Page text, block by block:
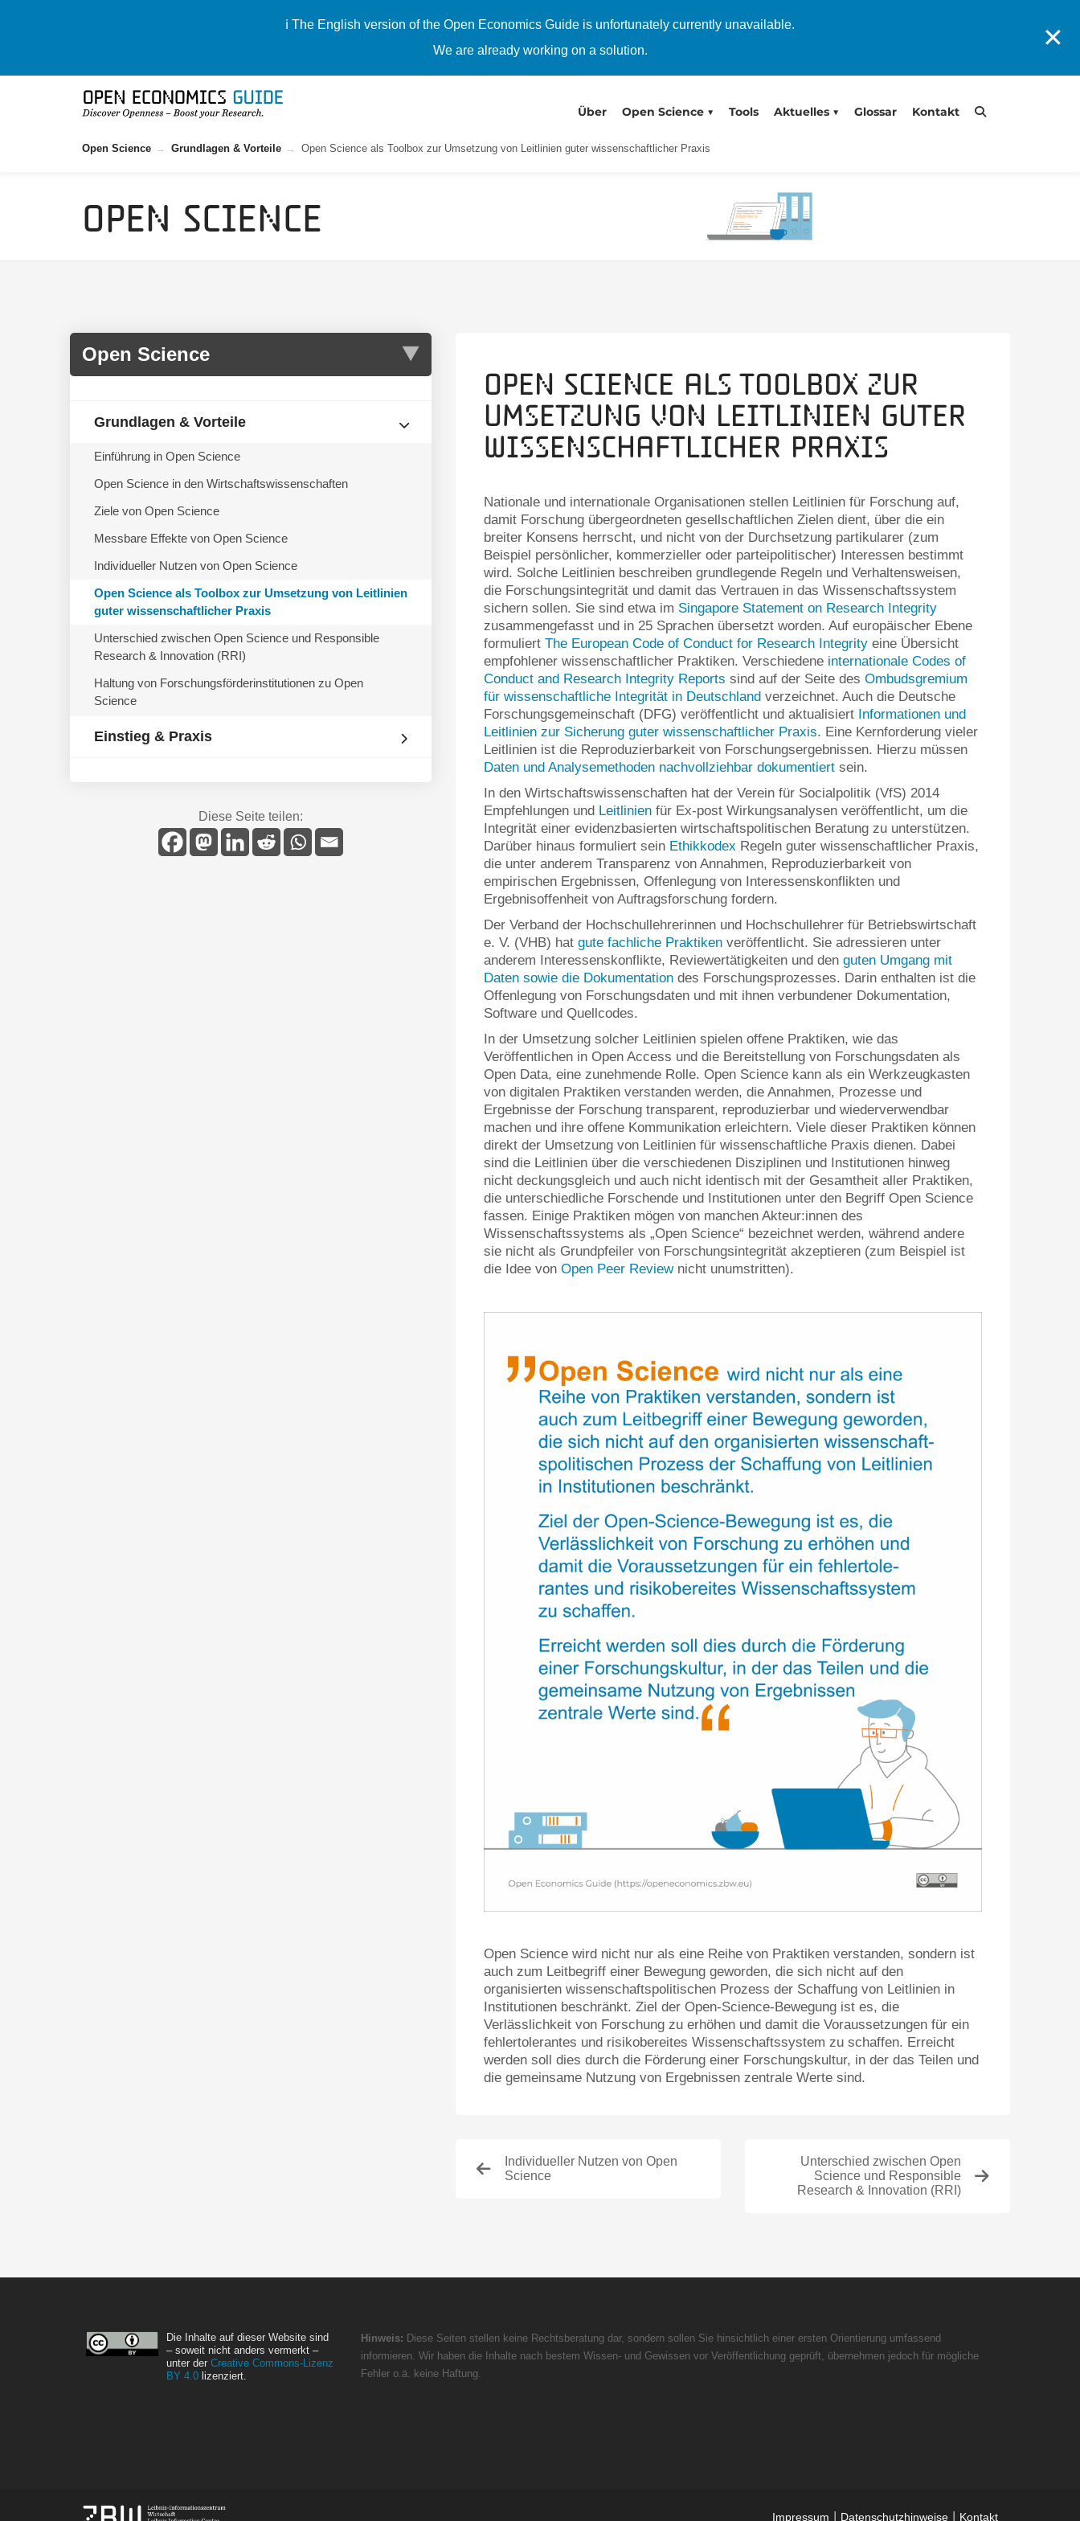
ℹ️ The English version of the Open Economics Guide is unfortunately currently unavailable.
We are already working on a solution.
✕
Über Open Science Tools Aktuelles Glossar Kontakt
Open Science Grundlagen & Vorteile Open Science als Toolbox zur Umsetzung von Leitlinien guter wissenschaftlicher Praxis
Open Science
Grundlagen & Vorteile
Einführung in Open Science
Open Science in den Wirtschaftswissenschaften
Ziele von Open Science
Messbare Effekte von Open Science
Individueller Nutzen von Open Science
Open Science als Toolbox zur Umsetzung von Leitlinien
guter wissenschaftlicher Praxis
Unterschied zwischen Open Science und Responsible
Research & Innovation (RRI)
Haltung von Forschungsförderinstitutionen zu Open
Science
Einstieg & Praxis
Diese Seite teilen:
Open Science als Toolbox zur
Umsetzung von Leitlinien guter
wissenschaftlicher Praxis
Nationale und internationale Organisationen stellen Leitlinien für Forschung auf,
damit Forschung übergeordneten gesellschaftlichen Zielen dient, über die ein
breiter Konsens herrscht, und nicht von der Durchsetzung partikularer (zum
Beispiel persönlicher, kommerzieller oder parteipolitischer) Interessen bestimmt
wird. Solche Leitlinien beschreiben grundlegende Regeln und Verhaltensweisen,
die Forschungsintegrität und damit das Vertrauen in das Wissenschaftssystem
sichern sollen. Sie sind etwa im Singapore Statement on Research Integrity
zusammengefasst und in 25 Sprachen übersetzt worden. Auf europäischer Ebene
formuliert The European Code of Conduct for Research Integrity eine Übersicht
empfohlener wissenschaftlicher Praktiken. Verschiedene internationale Codes of
Conduct and Research Integrity Reports sind auf der Seite des Ombudsgremium
für wissenschaftliche Integrität in Deutschland verzeichnet. Auch die Deutsche
Forschungsgemeinschaft (DFG) veröffentlicht und aktualisiert Informationen und
Leitlinien zur Sicherung guter wissenschaftlicher Praxis. Eine Kernforderung vieler
Leitlinien ist die Reproduzierbarkeit von Forschungsergebnissen. Hierzu müssen
Daten und Analysemethoden nachvollziehbar dokumentiert sein.
In den Wirtschaftswissenschaften hat der Verein für Socialpolitik (VfS) 2014
Empfehlungen und Leitlinien für Ex-post Wirkungsanalysen veröffentlicht, um die
Integrität einer evidenzbasierten wirtschaftspolitischen Beratung zu unterstützen.
Darüber hinaus formuliert sein Ethikkodex Regeln guter wissenschaftlicher Praxis,
die unter anderem Transparenz von Annahmen, Reproduzierbarkeit von
empirischen Ergebnissen, Offenlegung von Interessenskonflikten und
Ergebnisoffenheit von Auftragsforschung fordern.
Der Verband der Hochschullehrerinnen und Hochschullehrer für Betriebswirtschaft
e. V. (VHB) hat gute fachliche Praktiken veröffentlicht. Sie adressieren unter
anderem Interessenskonflikte, Reviewertätigkeiten und den guten Umgang mit
Daten sowie die Dokumentation des Forschungsprozesses. Darin enthalten ist die
Offenlegung von Forschungsdaten und mit ihnen verbundener Dokumentation,
Software und Quellcodes.
In der Umsetzung solcher Leitlinien spielen offene Praktiken, wie das
Veröffentlichen in Open Access und die Bereitstellung von Forschungsdaten als
Open Data, eine zunehmende Rolle. Open Science kann als ein Werkzeugkasten
von digitalen Praktiken verstanden werden, die Annahmen, Prozesse und
Ergebnisse der Forschung transparent, reproduzierbar und wiederverwendbar
machen und ihre offene Kommunikation erleichtern. Viele dieser Praktiken können
direkt der Umsetzung von Leitlinien für wissenschaftliche Praxis dienen. Dabei
sind die Leitlinien über die verschiedenen Disziplinen und Institutionen hinweg
nicht deckungsgleich und auch nicht identisch mit der Gesamtheit aller Praktiken,
die unterschiedliche Forschende und Institutionen unter den Begriff Open Science
fassen. Einige Praktiken mögen von manchen Akteur:innen des
Wissenschaftssystems als „Open Science“ bezeichnet werden, während andere
sie nicht als Grundpfeiler von Forschungsintegrität akzeptieren (zum Beispiel ist
die Idee von Open Peer Reviewnicht unumstritten).
Open Science wird nicht nur als eine Reihe von Praktiken verstanden, sondern ist
auch zum Leitbegriff einer Bewegung geworden, die sich nicht auf den
organisierten wissenschaftspolitischen Prozess der Schaffung von Leitlinien in
Institutionen beschränkt. Ziel der Open-Science-Bewegung ist es, die
Verlässlichkeit von Forschung zu erhöhen und damit die Voraussetzungen für ein
fehlertolerantes und risikobereites Wissenschaftssystem zu schaffen. Erreicht
werden soll dies durch die Förderung einer Forschungskultur, in der das Teilen und
die gemeinsame Nutzung von Ergebnissen zentrale Werte sind.
Individueller Nutzen von Open
Science
Unterschied zwischen Open
Science und Responsible
Research & Innovation (RRI)
Die Inhalte auf dieser Website sind
– soweit nicht anders vermerkt –
unter der Creative Commons-Lizenz
BY 4.0 lizenziert.
Hinweis: Diese Seiten stellen keine Rechtsberatung dar, sondern sollen Sie hinsichtlich einer ersten Orientierung umfassend
informieren. Wir haben die Inhalte nach bestem Wissen- und Gewissen vor Veröffentlichung geprüft, übernehmen jedoch für mögliche
Fehler o.ä. keine Haftung.
Impressum Datenschutzhinweise Kontakt